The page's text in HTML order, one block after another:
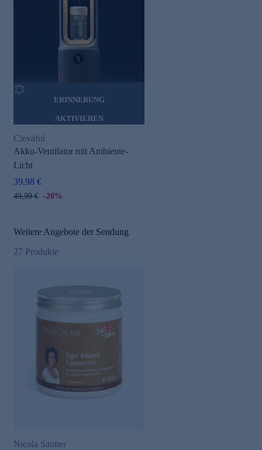
ERINNERUNG
AKTIVIEREN
Clevaful
Akku-Ventilator mit Ambiente-
Licht
39,98 €
49,99 € -20%
Weitere Angebote der Sendung
27 Produkte
Nicola Sautter